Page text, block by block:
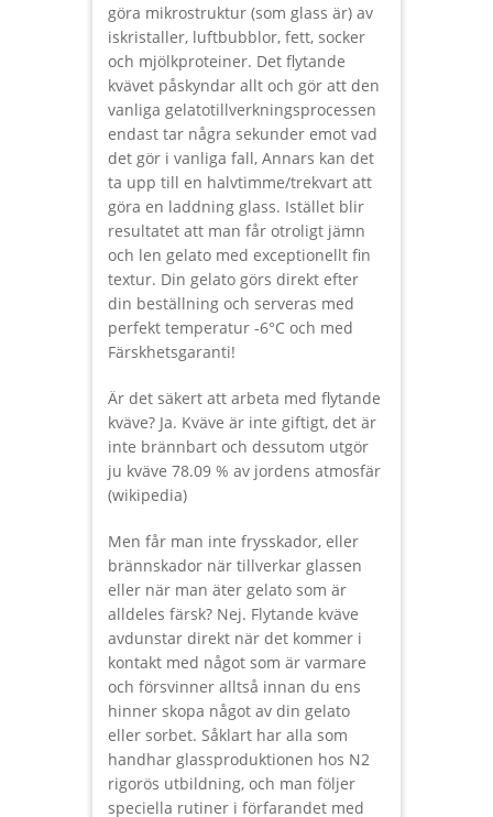
göra mikrostruktur (som glass är) av
iskristaller, luftbubblor, fett, socker
och mjölkproteiner. Det flytande
kvävet påskyndar allt och gör att den
vanliga gelatotillverkningsprocessen
endast tar några sekunder emot vad
det gör i vanliga fall, Annars kan det
ta upp till en halvtimme/trekvart att
göra en laddning glass. Istället blir
resultatet att man får otroligt jämn
och len gelato med exceptionellt fin
textur. Din gelato görs direkt efter
din beställning och serveras med
perfekt temperatur -6°C och med
Färskhetsgaranti!
Är det säkert att arbeta med flytande
kväve? Ja. Kväve är inte giftigt, det är
inte brännbart och dessutom utgör
ju kväve 78.09 % av jordens atmosfär
(wikipedia)
Men får man inte frysskador, eller
brännskador när tillverkar glassen
eller när man äter gelato som är
alldeles färsk? Nej. Flytande kväve
avdunstar direkt när det kommer i
kontakt med något som är varmare
och försvinner alltså innan du ens
hinner skopa något av din gelato
eller sorbet. Såklart har alla som
handhar glassproduktionen hos N2
rigorös utbildning, och man följer
speciella rutiner i förfarandet med